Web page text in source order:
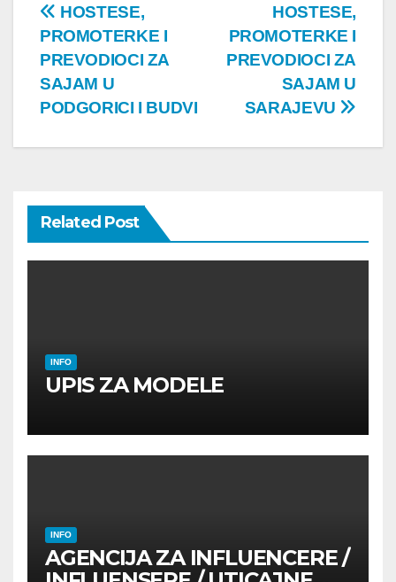
Post
navigation
HOSTESE,
PROMOTERKE I
PREVODIOCI ZA
SAJAM U
SARAJEVU
HOSTESE,
PROMOTERKE I
PREVODIOCI ZA
SAJAM U
PODGORICI I BUDVI
Related Post
INFO
UPIS ZA MODELE
INFO
AGENCIJA ZA INFLUENCERE /